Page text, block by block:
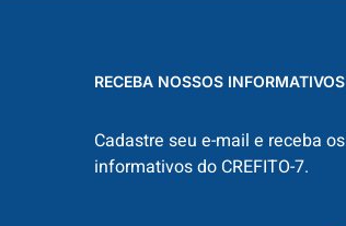
RECEBA NOSSOS INFORMATIVOS
Cadastre seu e-mail e receba os
informativos do CREFITO-7.